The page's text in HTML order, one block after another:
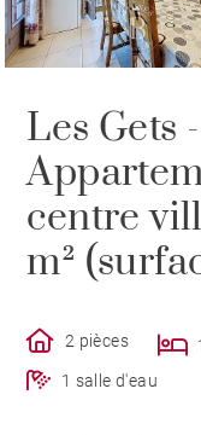
Les Gets -
centre
m²
2 pièces
1 salle d'eau